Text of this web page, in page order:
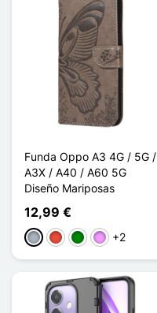
Funda Oppo A3 4G / 5G /
A3X / A40 / A60 5G
Diseño Mariposas
12,99 €
Gris RojoVerdeMorado claro
+2